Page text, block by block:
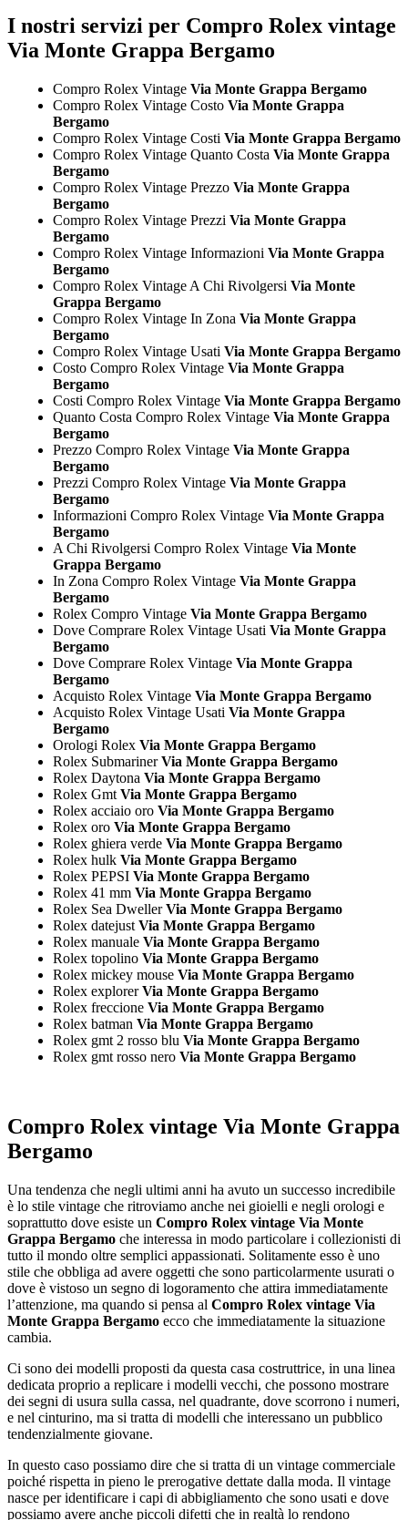
I nostri servizi per Compro Rolex vintage
Via Monte Grappa Bergamo
Compro Rolex Vintage Via Monte Grappa Bergamo
Compro Rolex Vintage Costo Via Monte Grappa
Bergamo
Compro Rolex Vintage Costi Via Monte Grappa Bergamo
Compro Rolex Vintage Quanto Costa Via Monte Grappa
Bergamo
Compro Rolex Vintage Prezzo Via Monte Grappa
Bergamo
Compro Rolex Vintage Prezzi Via Monte Grappa
Bergamo
Compro Rolex Vintage Informazioni Via Monte Grappa
Bergamo
Compro Rolex Vintage A Chi Rivolgersi Via Monte
Grappa Bergamo
Compro Rolex Vintage In Zona Via Monte Grappa
Bergamo
Compro Rolex Vintage Usati Via Monte Grappa Bergamo
Costo Compro Rolex Vintage Via Monte Grappa
Bergamo
Costi Compro Rolex Vintage Via Monte Grappa Bergamo
Quanto Costa Compro Rolex Vintage Via Monte Grappa
Bergamo
Prezzo Compro Rolex Vintage Via Monte Grappa
Bergamo
Prezzi Compro Rolex Vintage Via Monte Grappa
Bergamo
Informazioni Compro Rolex Vintage Via Monte Grappa
Bergamo
A Chi Rivolgersi Compro Rolex Vintage Via Monte
Grappa Bergamo
In Zona Compro Rolex Vintage Via Monte Grappa
Bergamo
Rolex Compro Vintage Via Monte Grappa Bergamo
Dove Comprare Rolex Vintage Usati Via Monte Grappa
Bergamo
Dove Comprare Rolex Vintage Via Monte Grappa
Bergamo
Acquisto Rolex Vintage Via Monte Grappa Bergamo
Acquisto Rolex Vintage Usati Via Monte Grappa
Bergamo
Orologi Rolex Via Monte Grappa Bergamo
Rolex SubmarinerVia Monte Grappa Bergamo
Rolex Daytona Via Monte Grappa Bergamo
Rolex Gmt Via Monte Grappa Bergamo
Rolex acciaio oro Via Monte Grappa Bergamo
Rolex oro Via Monte Grappa Bergamo
Rolex ghiera verde Via Monte Grappa Bergamo
Rolex hulk Via Monte Grappa Bergamo
Rolex PEPSI Via Monte Grappa Bergamo
Rolex 41 mm Via Monte Grappa Bergamo
Rolex Sea DwellerVia Monte Grappa Bergamo
Rolex datejust Via Monte Grappa Bergamo
Rolex manuale Via Monte Grappa Bergamo
Rolex topolino Via Monte Grappa Bergamo
Rolex mickey mouse Via Monte Grappa Bergamo
Rolex explorerVia Monte Grappa Bergamo
Rolex freccione Via Monte Grappa Bergamo
Rolex batman Via Monte Grappa Bergamo
Rolex gmt 2 rosso blu Via Monte Grappa Bergamo
Rolex gmt rosso nero Via Monte Grappa Bergamo
Compro Rolex vintage Via Monte Grappa
Bergamo
Una tendenza che negli ultimi anni ha avuto un successo incredibile
è lo stile vintage che ritroviamo anche nei gioielli e negli orologi e
soprattutto dove esiste un Compro Rolex vintage Via Monte
Grappa Bergamo che interessa in modo particolare i collezionisti di
tutto il mondo oltre semplici appassionati. Solitamente esso è uno
stile che obbliga ad avere oggetti che sono particolarmente usurati o
dove è vistoso un segno di logoramento che attira immediatamente
l’attenzione, ma quando si pensa al Compro Rolex vintage Via
Monte Grappa Bergamo ecco che immediatamente la situazione
cambia.
Ci sono dei modelli proposti da questa casa costruttrice, in una linea
dedicata proprio a replicare i modelli vecchi, che possono mostrare
dei segni di usura sulla cassa, nel quadrante, dove scorrono i numeri,
e nel cinturino, ma si tratta di modelli che interessano un pubblico
tendenzialmente giovane.
In questo caso possiamo dire che si tratta di un vintage commerciale
poiché rispetta in pieno le prerogative dettate dalla moda. Il vintage
nasce per identificare i capi di abbigliamento che sono usati e dove
possiamo avere anche piccoli difetti che in realtà lo rendono